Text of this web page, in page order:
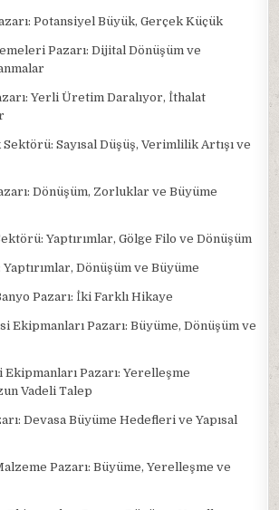
Potansiyel Büyük, Gerçek Küçük
Pazarı: Dijital Dönüşüm ve
Yerli Üretim Daralıyor, İthalat
Sektörü: Sayısal Düşüş, Verimlilik Artışı ve
Dönüşüm, Zorluklar ve Büyüme
Yaptırımlar, Gölge Filo ve Dönüşüm
Dönüşüm ve Büyüme
Pazarı: İki Farklı Hikaye
Ekipmanları Pazarı: Büyüme, Dönüşüm ve
Ekipmanları Pazarı: Yerelleşme
Vadeli Talep
Devasa Büyüme Hedefleri ve Yapısal
Pazarı: Büyüme, Yerelleşme ve